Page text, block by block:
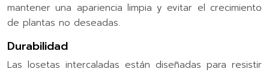
mantener una apariencia limpia y evitar el crecimiento
de plantas no deseadas.
Durabilidad
Las losetas intercaladas están diseñadas para resistir